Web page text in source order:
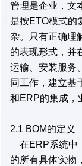
管理是企业，文
是按ETO模式的
杂。只有正确理
的表现形式，并
运输、安装服务
同工作，建立基
和ERP的集成，
2.1 BOM的定义
在ERP系统中
的所有具体实物